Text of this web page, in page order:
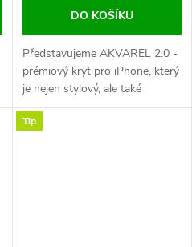
DO KOŠÍKU
Představujeme AKVAREL 2.0 -
prémiový kryt pro iPhone, který
je nejen stylový, ale také
extrémně odolný. Tohle není jen
obyčejný kryt na telefon, je to
Tip